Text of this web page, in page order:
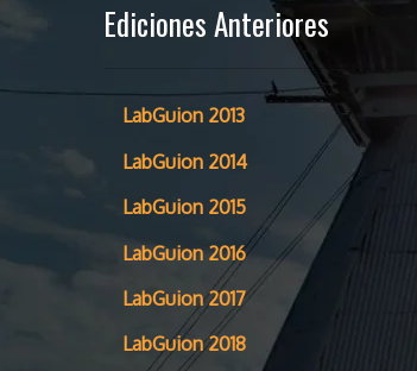
Ediciones Anteriores
LabGuion 2013
LabGuion 2014
LabGuion 2015
LabGuion 2016
LabGuion 2017
LabGuion 2018